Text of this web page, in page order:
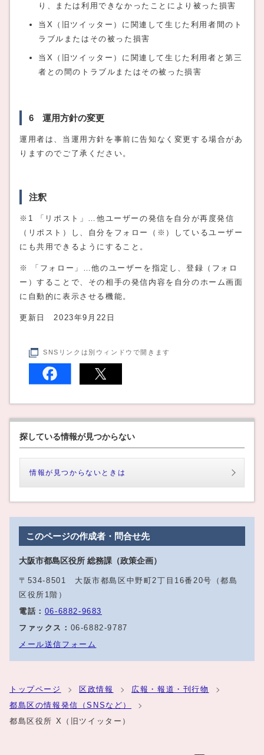
り、または利用できなかったことにより被った損害
当X（旧ツイッター）に関連して生じた利用者間のト
ラブルまたはその被った損害
当X（旧ツイッター）に関連して生じた利用者と第三
者との間のトラブルまたはその被った損害
6 運用方針の変更
運用者は、当運用方針を事前に告知なく変更する場合があ
りますのでご了承ください。
注釈
※1 「リポスト」…他ユーザーの発信を自分が再度発信
（リポスト）し、自分をフォロー（※）しているユーザー
にも共用できるようにすること。
※ 「フォロー」…他のユーザーを指定し、登録（フォロ
ー）することで、その相手の発信内容を自分のホーム画面
に自動的に表示させる機能。
更新日 2023年9月22日
SNSリンクは別ウィンドウで開きます
探している情報が見つからない
情報が見つからないときは
このページの作成者・問合せ先
大阪市都島区役所 総務課（政策企画）
〒534-8501 大阪市都島区中野町2丁目16番20号（都島
区役所1階）
電話： 06‐6882‐9683
ファックス： 06‐6882‐9787
メール送信フォーム
トップページ 区政情報
広報・報道・刊行物
都島区の情報発信（SNSなど）
都島区役所 X（旧ツイッター）